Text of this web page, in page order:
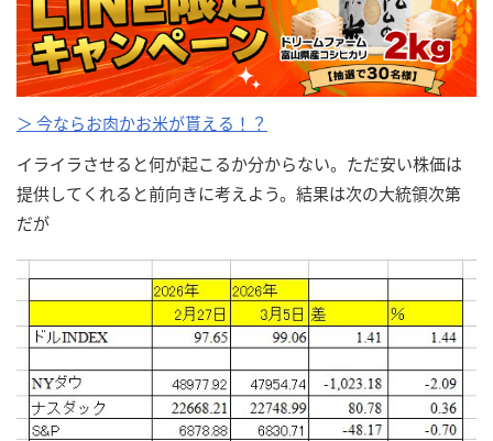
＞ 今ならお肉かお米が貰える！？
イライラさせると何が起こるか分からない。ただ安い株価は
提供してくれると前向きに考えよう。結果は次の大統領次第
だが